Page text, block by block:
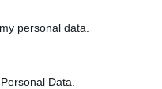
personal data.
Data.
con cicli di vendita brevi
di capitale o con tempi